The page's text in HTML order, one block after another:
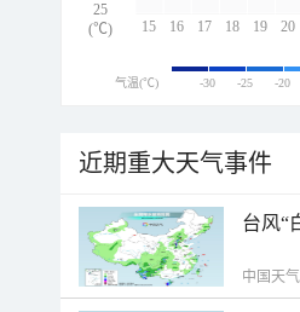
15 16 17 18 19 20
25
(℃)
气温(℃) -30 -25 -20
近期重大天气事件
台风“
中国天